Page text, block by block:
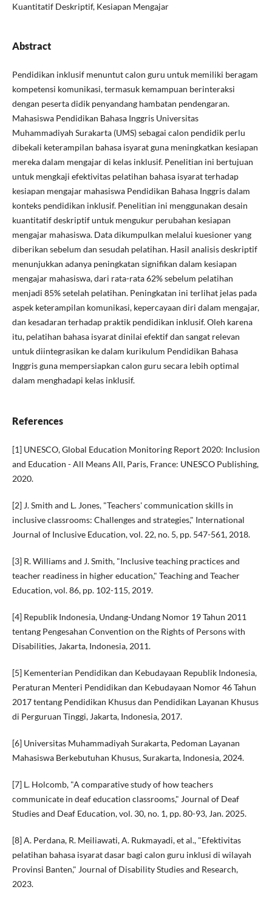
Kuantitatif Deskriptif, Kesiapan Mengajar
Abstract
Pendidikan inklusif menuntut calon guru untuk memiliki beragam
kompetensi komunikasi, termasuk kemampuan berinteraksi
dengan peserta didik penyandang hambatan pendengaran.
Mahasiswa Pendidikan Bahasa Inggris Universitas
Muhammadiyah Surakarta (UMS) sebagai calon pendidik perlu
dibekali keterampilan bahasa isyarat guna meningkatkan kesiapan
mereka dalam mengajar di kelas inklusif. Penelitian ini bertujuan
untuk mengkaji efektivitas pelatihan bahasa isyarat terhadap
kesiapan mengajar mahasiswa Pendidikan Bahasa Inggris dalam
konteks pendidikan inklusif. Penelitian ini menggunakan desain
kuantitatif deskriptif untuk mengukur perubahan kesiapan
mengajar mahasiswa. Data dikumpulkan melalui kuesioner yang
diberikan sebelum dan sesudah pelatihan. Hasil analisis deskriptif
menunjukkan adanya peningkatan signifikan dalam kesiapan
mengajar mahasiswa, dari rata-rata 62% sebelum pelatihan
menjadi 85% setelah pelatihan. Peningkatan ini terlihat jelas pada
aspek keterampilan komunikasi, kepercayaan diri dalam mengajar,
dan kesadaran terhadap praktik pendidikan inklusif. Oleh karena
itu, pelatihan bahasa isyarat dinilai efektif dan sangat relevan
untuk diintegrasikan ke dalam kurikulum Pendidikan Bahasa
Inggris guna mempersiapkan calon guru secara lebih optimal
dalam menghadapi kelas inklusif.
References
[1] UNESCO, Global Education Monitoring Report 2020: Inclusion
and Education - All Means All, Paris, France: UNESCO Publishing,
2020.
[2] J. Smith and L. Jones, "Teachers' communication skills in
inclusive classrooms: Challenges and strategies," International
Journal of Inclusive Education, vol. 22, no. 5, pp. 547-561, 2018.
[3] R. Williams and J. Smith, "Inclusive teaching practices and
teacher readiness in higher education," Teaching and Teacher
Education, vol. 86, pp. 102-115, 2019.
[4] Republik Indonesia, Undang-Undang Nomor 19 Tahun 2011
tentang Pengesahan Convention on the Rights of Persons with
Disabilities, Jakarta, Indonesia, 2011.
[5] Kementerian Pendidikan dan Kebudayaan Republik Indonesia,
Peraturan Menteri Pendidikan dan Kebudayaan Nomor 46 Tahun
2017 tentang Pendidikan Khusus dan Pendidikan Layanan Khusus
di Perguruan Tinggi, Jakarta, Indonesia, 2017.
[6] Universitas Muhammadiyah Surakarta, Pedoman Layanan
Mahasiswa Berkebutuhan Khusus, Surakarta, Indonesia, 2024.
[7] L. Holcomb, "A comparative study of how teachers
communicate in deaf education classrooms," Journal of Deaf
Studies and Deaf Education, vol. 30, no. 1, pp. 80-93, Jan. 2025.
[8] A. Perdana, R. Meiliawati, A. Rukmayadi, et al., "Efektivitas
pelatihan bahasa isyarat dasar bagi calon guru inklusi di wilayah
Provinsi Banten," Journal of Disability Studies and Research,
2023.